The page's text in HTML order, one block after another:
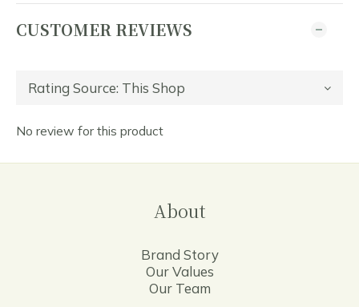
CUSTOMER REVIEWS
No review for this product
About
Brand Story
Our Values
Our Team